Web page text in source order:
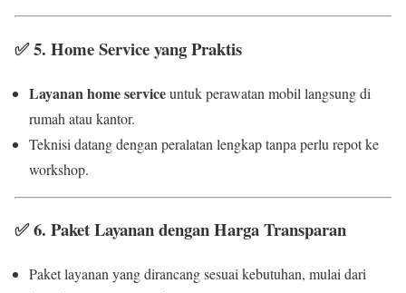
✅5. Home Service yang Praktis
Layanan home serviceuntuk perawatan mobil langsung di
rumah atau kantor.
Teknisi datang dengan peralatan lengkap tanpa perlu repot ke
workshop.
✅6. Paket Layanan dengan Harga Transparan
Paket layanan yang dirancang sesuai kebutuhan, mulai dari